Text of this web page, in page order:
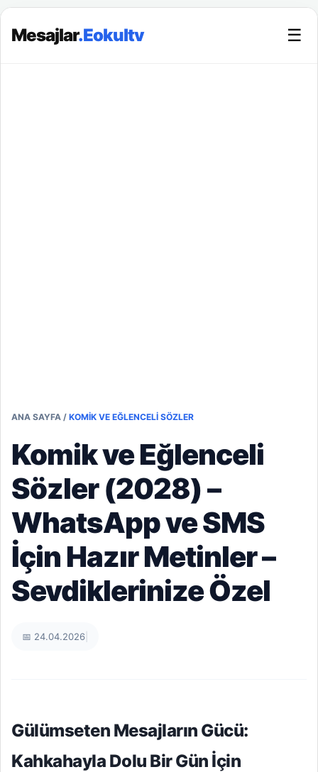
Mesajlar.Eokultv ☰
ANA SAYFA / KOMIK VE EĞLENCELI SÖZLER
Komik ve Eğlenceli
Sözler (2028) –
WhatsApp ve SMS
İçin Hazır Metinler –
Sevdiklerinize Özel
📅 24.04.2026
Gülümseten Mesajların Gücü:
Kahkahayla Dolu Bir Gün İçin